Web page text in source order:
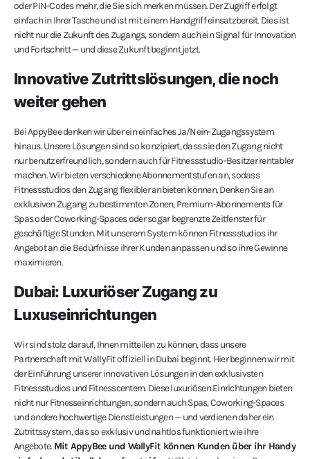
oder PIN-Codes mehr, die Sie sich merken müssen. Der Zugriff erfolgt
einfach in Ihrer Tasche und ist mit einem Handgriff einsatzbereit. Dies ist
nicht nur die Zukunft des Zugangs, sondern auch ein Signal für Innovation
und Fortschritt — und diese Zukunft beginnt jetzt.
Innovative Zutrittslösungen, die noch
weiter gehen
Bei AppyBee denken wir über ein einfaches Ja/Nein-Zugangssystem
hinaus. Unsere Lösungen sind so konzipiert, dass sie den Zugang nicht
nur benutzerfreundlich, sondern auch für Fitnessstudio-Besitzer rentabler
machen. Wir bieten verschiedene Abonnementstufen an, sodass
Fitnessstudios den Zugang flexibler anbieten können. Denken Sie an
exklusiven Zugang zu bestimmten Zonen, Premium-Abonnements für
Spas oder Coworking-Spaces oder sogar begrenzte Zeitfenster für
geschäftige Stunden. Mit unserem System können Fitnessstudios ihr
Angebot an die Bedürfnisse ihrer Kunden anpassen und so ihre Gewinne
maximieren.
Dubai: Luxuriöser Zugang zu
Luxuseinrichtungen
Wir sind stolz darauf, Ihnen mitteilen zu können, dass unsere
Partnerschaft mit WallyFit offiziell in Dubai beginnt. Hier beginnen wir mit
der Einführung unserer innovativen Lösungen in den exklusivsten
Fitnessstudios und Fitnesscentern. Diese luxuriösen Einrichtungen bieten
nicht nur Fitnesseinrichtungen, sondern auch Spas, Coworking-Spaces
und andere hochwertige Dienstleistungen — und verdienen daher ein
Zutrittssystem, das so exklusiv und nahtlos funktioniert wie ihre
Angebote. Mit AppyBee und WallyFit können Kunden über ihr Handy